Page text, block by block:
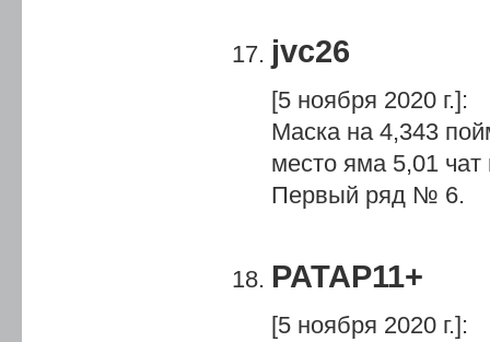
jvc26
[5 ноября 2020 г.] :
Маска на 4,343
место яма 5,01
Первый ряд № 6.
PATAP11+
[5 ноября 2020 г.] :